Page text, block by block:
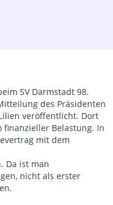
SV Darmstadt 98.
des Präsidenten
veröffentlicht. Dort
finanzieller Belastung. In
mit dem
Da ist man
nicht als erster